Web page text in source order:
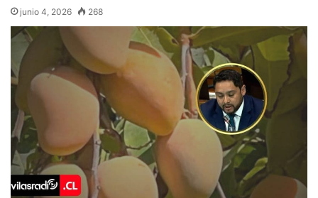
junio 4, 2026 268